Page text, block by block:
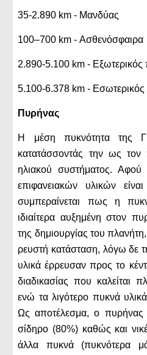
35-2.890 km - Μανδύας
100–700 km - Ασθενόσφαιρα
2.890-5.100 km - Εξωτερικός
5.100-6.378 km -
Πυρήνας
Η μέση πυκνότητα της
κατατάσσοντάς την ως τον
ηλιακού συστήματος.
επιφανειακών υλικών
συμπεραίνεται πως η
ιδιαίτερα αυξημένη στον
της δημιουργίας του
ρευστή κατάσταση, λόγω δε
υλικά έρρευσαν προς το
διαδικασίας που καλείται
ενώ τα λιγότερο πυκνά
Ως αποτέλεσμα, ο πυρήνας
σίδηρο (80%) καθώς και
άλλα πυκνά (πυκνότερα